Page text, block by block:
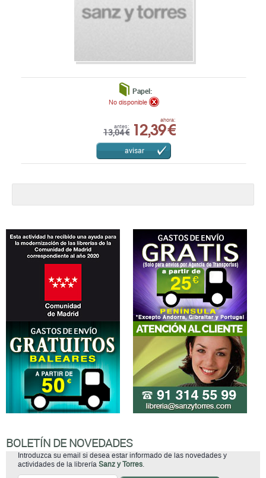
Papel:
antes:
13,04 €
ahora:
12,39 €
No disponible
avisar
BOLETÍN DE NOVEDADES
Introduzca su email si desea estar informado de las novedades y
actividades de la librería Sanz y Torres